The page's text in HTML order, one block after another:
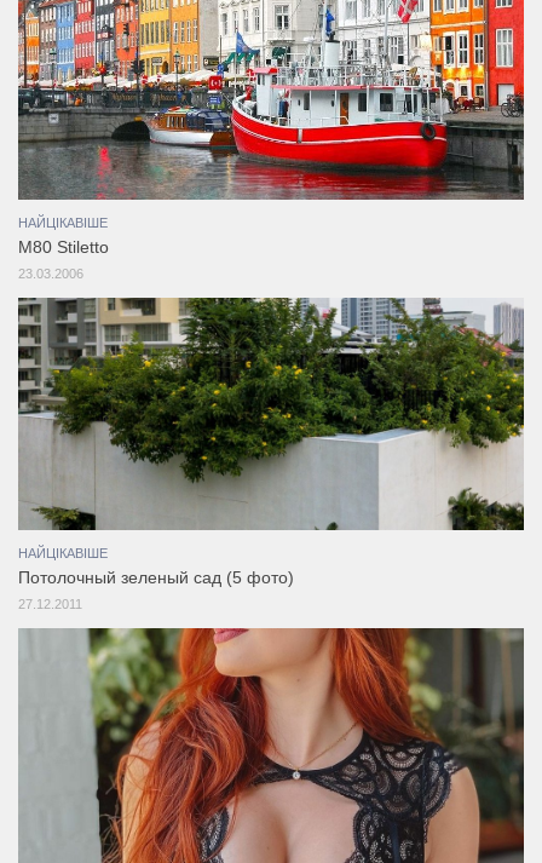
НАЙЦІКАВІШЕ
M80 Stiletto
23.03.2006
НАЙЦІКАВІШЕ
Потолочный зеленый сад (5 фото)
27.12.2011